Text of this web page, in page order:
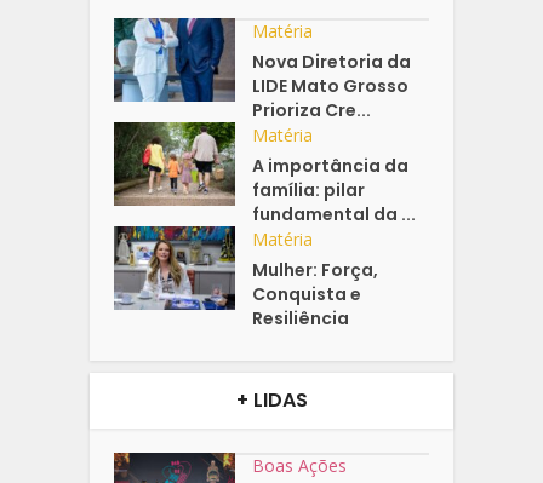
Matéria
Nova Diretoria da
LIDE Mato Grosso
Prioriza Cre...
Matéria
A importância da
família: pilar
fundamental da ...
Matéria
Mulher: Força,
Conquista e
Resiliência
+ LIDAS
Boas Ações